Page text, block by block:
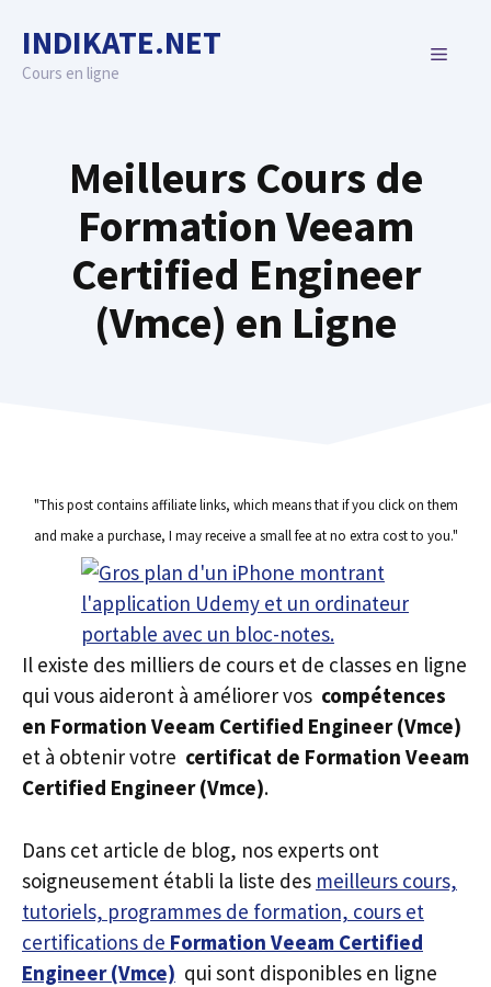
content
INDIKATE.NET
Cours en ligne
MENU
Meilleurs Cours de
Formation Veeam
Certified Engineer
(Vmce) en Ligne
"This post contains affiliate links, which means that if you click on them
and make a purchase, I may receive a small fee at no extra cost to you."
Il existe des milliers de cours et de classes en ligne
qui vous aideront à améliorer vos compétences
en Formation Veeam Certified Engineer (Vmce)
et à obtenir votre certificat de Formation Veeam
Certified Engineer (Vmce).
Dans cet article de blog, nos experts ont
soigneusement établi la liste des meilleurs cours,
tutoriels, programmes de formation, cours et
certifications de Formation Veeam Certified
Engineer (Vmce) qui sont disponibles en ligne